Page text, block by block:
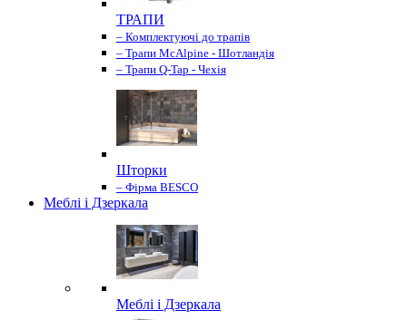
ТРАПИ
– Комплектуючі до трапів
– Трапи McAlpine - Шотландія
– Трапи Q-Tap - Чехія
Шторки
– Фірма BESCO
Меблі і Дзеркала
Меблі і Дзеркала